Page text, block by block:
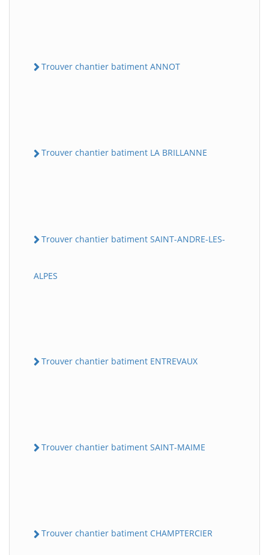
Trouver chantier batiment ANNOT
Trouver chantier batiment LA BRILLANNE
Trouver chantier batiment SAINT-ANDRE-LES-
ALPES
Trouver chantier batiment ENTREVAUX
Trouver chantier batiment SAINT-MAIME
Trouver chantier batiment CHAMPTERCIER